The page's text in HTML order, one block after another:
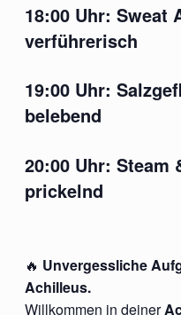
18:00 Uhr: Sweat
verführerisch
19:00 Uhr:
belebend
20:00 Uhr: Steam
prickelnd
🔥 Unvergessliche
Achilleus.
Willkommen in deiner